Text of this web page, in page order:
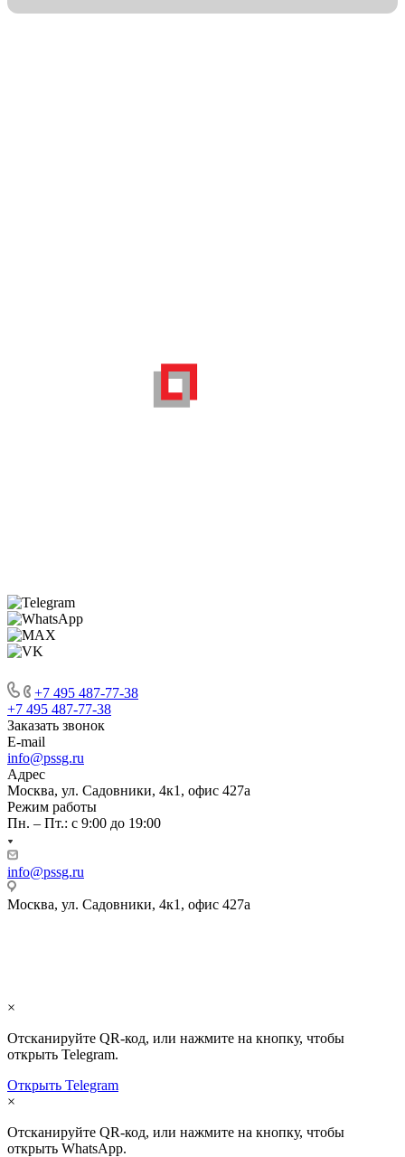
+7 495 487-77-38
+7 495 487-77-38
Заказать звонок
E-mail
info@pssg.ru
Адрес
Москва, ул. Садовники, 4к1, офис 427а
Режим работы
Пн. – Пт.: с 9:00 до 19:00
info@pssg.ru
Москва, ул. Садовники, 4к1, офис 427а
×
Отсканируйте QR-код, или нажмите на кнопку, чтобы
открыть Telegram.
Открыть Telegram
×
Отсканируйте QR-код, или нажмите на кнопку, чтобы
открыть WhatsApp.